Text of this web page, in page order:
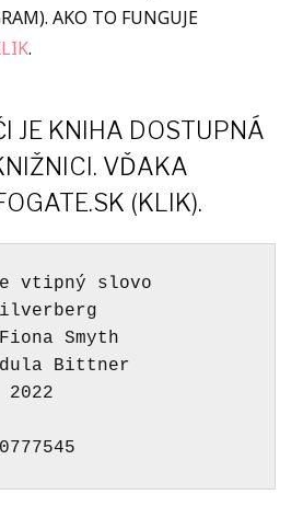
AKO TO FUNGUJE
.
JE KNIHA DOSTUPNÁ
VĎAKA
(KLIK).
vtipný slovo
Smyth
Bittner